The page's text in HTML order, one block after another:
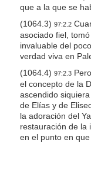
que a la que se
(1064.3) 97:2.2
asociado fiel,
invaluable del
verdad viva en
(1064.4) 97:2.3
el concepto de la
ascendido
de Elías y de
la adoración del
restauración de la
en el punto en